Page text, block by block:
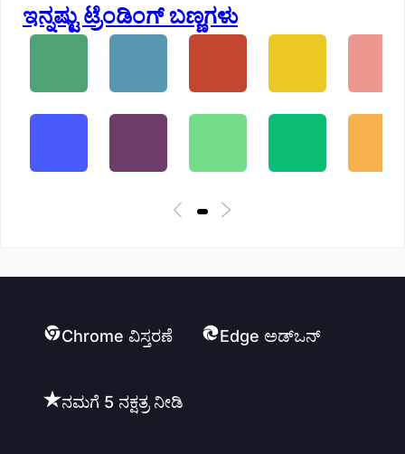
ಇನ್ನಷ್ಟು ಟ್ರೆಂಡಿಂಗ್ ಬಣ್ಣಗಳು
Chrome ವಿಸ್ತರಣೆ Edge ಅಡ್ಒನ್
ನಮಗೆ 5 ನಕ್ಷತ್ರ ನೀಡಿ